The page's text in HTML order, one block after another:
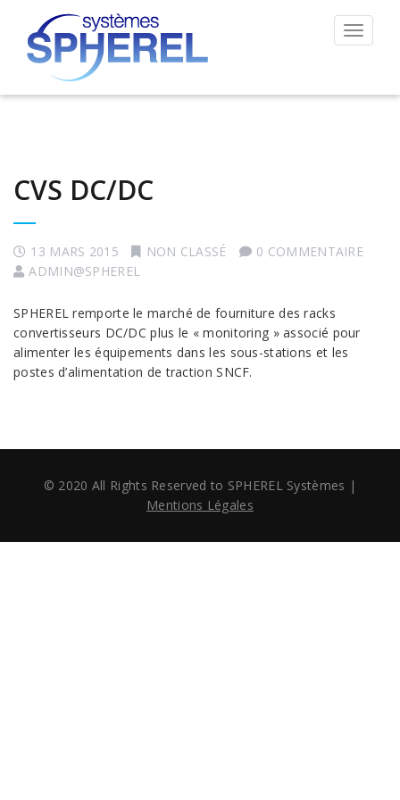
CVS DC/DC
13 MARS 2015 NON CLASSÉ
0 COMMENTAIRE
ADMIN@SPHEREL
SPHEREL remporte le marché de fourniture des racks
convertisseurs DC/DC plus le « monitoring » associé pour
alimenter les équipements dans les sous-stations et les
postes d’alimentation de traction SNCF.
© 2020 All Rights Reserved to SPHEREL Systèmes |
Mentions Légales